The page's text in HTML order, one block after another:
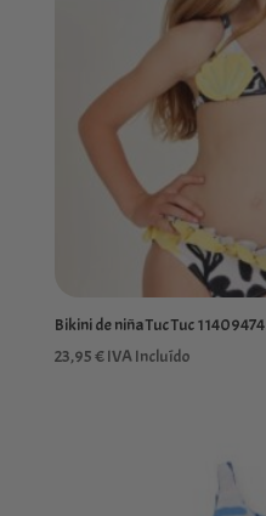
Bikini de niña Tuc Tuc 11409474
23,95€IVA Incluído